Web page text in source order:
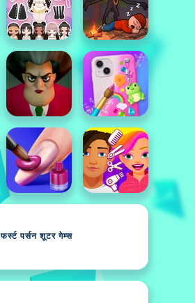
फर्स्ट पर्सन शूटर गेम्स